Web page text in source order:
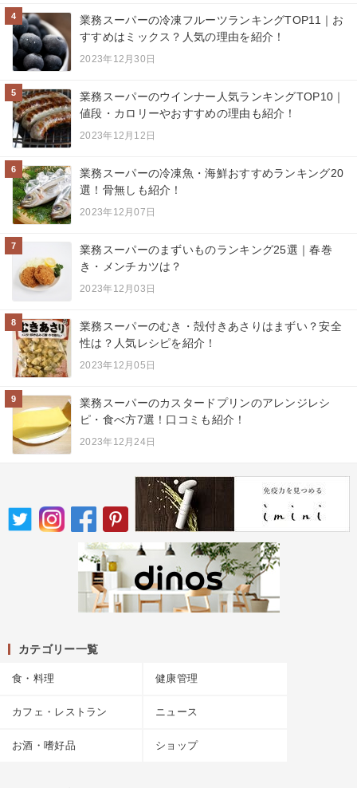
4
業務スーパーの冷凍フルーツランキングTOP11｜お
すすめはミックス？人気の理由を紹介！
2023年12月30日
5
業務スーパーのウインナー人気ランキングTOP10｜
値段・カロリーやおすすめの理由も紹介！
2023年12月12日
6
業務スーパーの冷凍魚・海鮮おすすめランキング20
選！骨無しも紹介！
2023年12月07日
7
業務スーパーのまずいものランキング25選｜春巻
き・メンチカツは？
2023年12月03日
8
業務スーパーのむき・殻付きあさりはまずい？安全
性は？人気レシピを紹介！
2023年12月05日
9
業務スーパーのカスタードプリンのアレンジレシ
ピ・食べ方7選！口コミも紹介！
2023年12月24日
カテゴリー一覧
食・料理 健康管理
カフェ・レストラン ニュース
お酒・嗜好品 ショップ